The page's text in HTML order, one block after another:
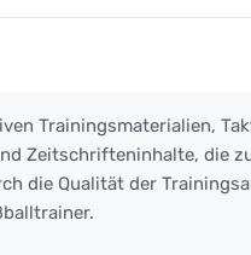
Trainingsmaterialien,
Zeitschrifteninhalte, die
die Qualität der